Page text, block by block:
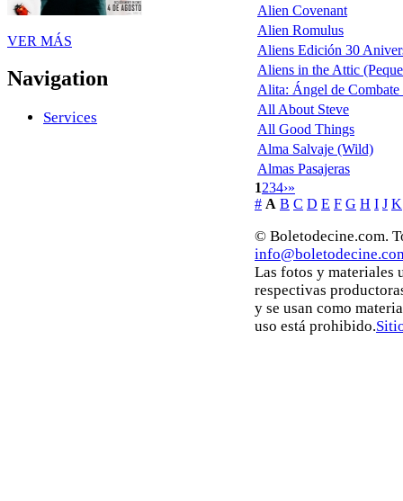
VER MÁS
Navigation
Services
Alien Covenant
Alien Romulus
Aliens Edición 30
Aliens in the Attic
Alita: Ángel de
All About Steve
All Good Things
Alma Salvaje (Wild)
Almas Pasajeras
1234›»
# A B C D E F G H I J K
© Boletodecine.com.
Las fotos y materiales
respectivas
y se usan como
uso está prohibido.